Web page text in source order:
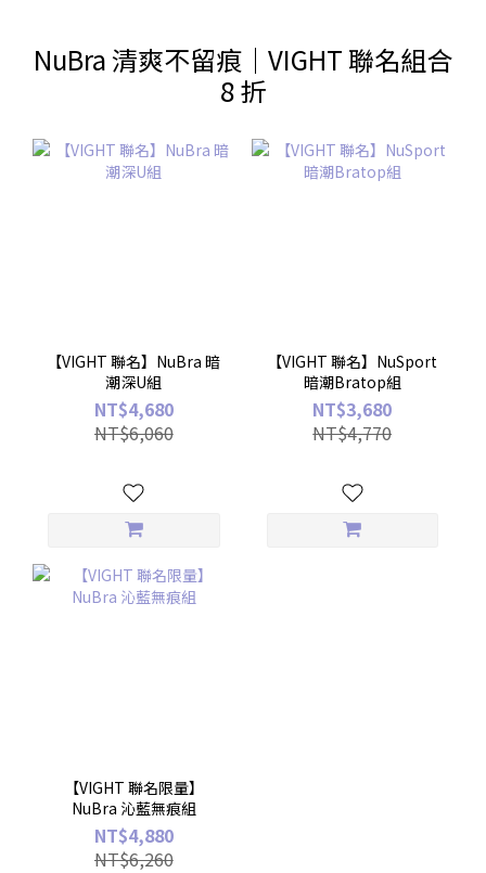
NuBra 清爽不留痕｜VIGHT 聯名組合
8 折
【VIGHT 聯名】NuBra 暗
潮深U組
NT$4,680
NT$6,060
【VIGHT 聯名】NuSport
暗潮Bratop組
NT$3,680
NT$4,770
【VIGHT 聯名限量】
NuBra 沁藍無痕組
NT$4,880
NT$6,260